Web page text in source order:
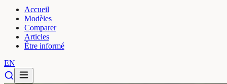
Accueil
Modèles
Comparer
Articles
Être informé
EN